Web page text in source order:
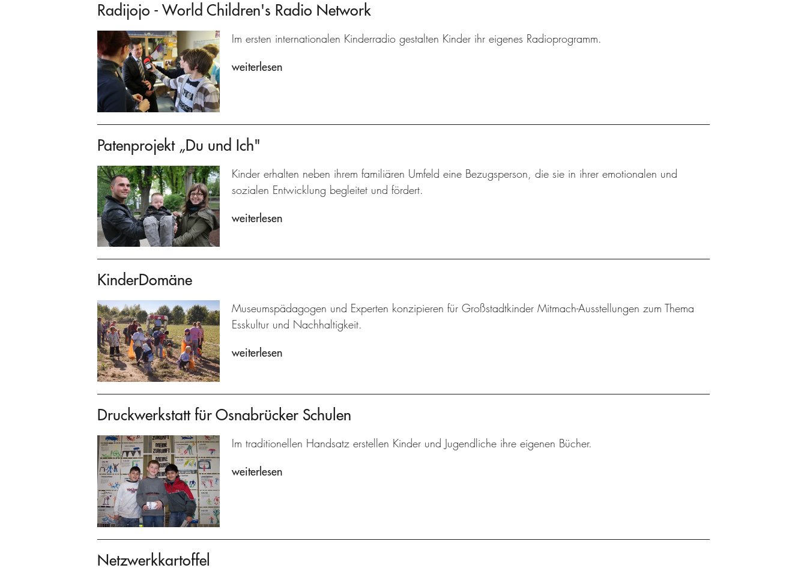
Radijojo - World Children's Radio Network
Im ersten internationalen Kinderradio gestalten Kinder ihr eigenes Radioprogramm.
weiterlesen
Patenprojekt „Du und Ich"
Kinder erhalten neben ihrem familiären Umfeld eine Bezugsperson, die sie in ihrer emotionalen und
sozialen Entwicklung begleitet und fördert.
weiterlesen
KinderDomäne
Museumspädagogen und Experten konzipieren für Großstadtkinder Mitmach-Ausstellungen zum Thema
Esskultur und Nachhaltigkeit.
weiterlesen
Druckwerkstatt für Osnabrücker Schulen
Im traditionellen Handsatz erstellen Kinder und Jugendliche ihre eigenen Bücher.
weiterlesen
Netzwerkkartoffel